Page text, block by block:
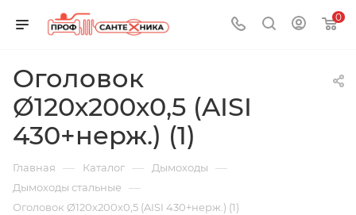
0
Оголовок
Ø120х200х0,5 (AISI
430+нерж.) (1)
Главная — Каталог — Дымоходы —
Дымоходы стальные —
Оголовок Ø120х200х0,5 (AISI 430+нерж.) (1)